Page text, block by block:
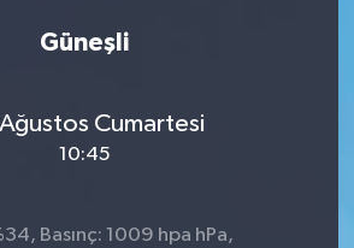
Güneşli
Cumartesi
10:45
Basınç: 1009 hpa hPa,